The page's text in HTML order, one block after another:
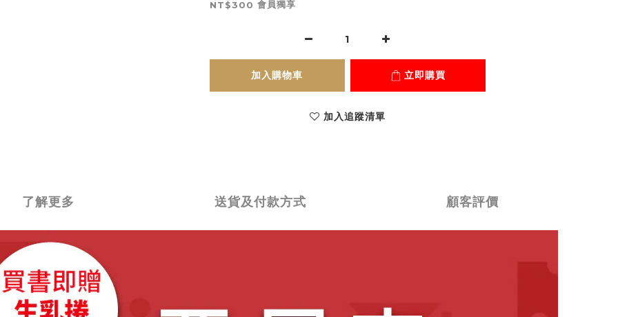
NT$300 會員獨享
加入購物車 立即購買
加入追蹤清單
了解更多 送貨及付款方式 顧客評價